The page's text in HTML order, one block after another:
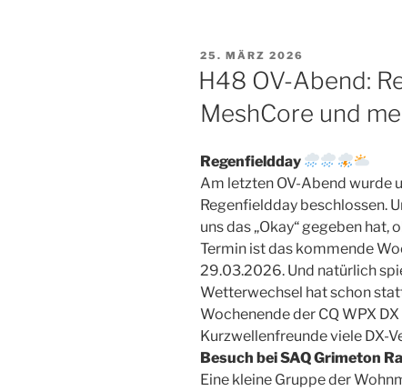
VERÖFFENTLICHT
AM
25. MÄRZ 2026
H48 OV-Abend:
MeshCore und
Regenfieldday
Am letzten OV-Abend wurde
Regenfieldday beschlossen.
uns das „Okay“ gegeben
Termin ist das kommende
29.03.2026. Und natürlich
Wetterwechsel hat schon
Wochenende der CQ WPX
Kurzwellenfreunde viele DX-
Besuch bei SAQ Grimeton
Eine kleine Gruppe der